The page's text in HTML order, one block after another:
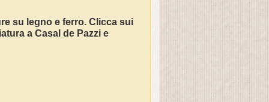
su legno e ferro. Clicca sui
a Casal de Pazzi e